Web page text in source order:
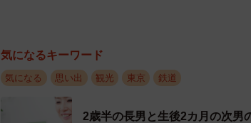
ーーしおりを読んで。
るだろうなと思いました。デジタルの時代に手
気になるキーワード
気になる 思い出 観光 東京 鉄道
2歳半の長男と生後2カ月の次